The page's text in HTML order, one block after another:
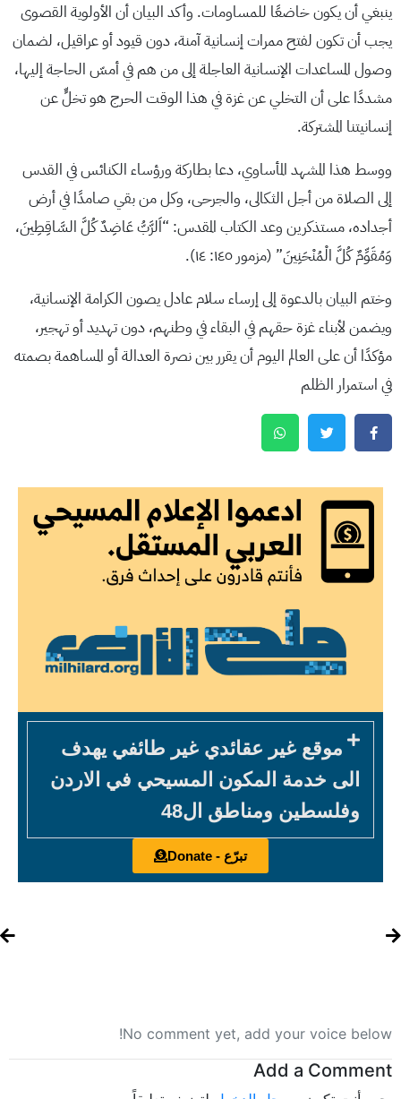
ينبغي أن يكون خاضعًا للمساومات. وأكد البيان أن الأولوية القصوى
يجب أن تكون لفتح ممرات إنسانية آمنة، دون قيود أو عراقيل، لضمان
وصول المساعدات الإنسانية العاجلة إلى من هم في أمسّ الحاجة إليها،
مشددًا على أن التخلي عن غزة في هذا الوقت الحرج هو تخلٍّ عن
إنسانيتنا المشتركة.
ووسط هذا المشهد المأساوي، دعا بطاركة ورؤساء الكنائس في القدس
إلى الصلاة من أجل الثكالى، والجرحى، وكل من بقي صامدًا في أرض
أجداده، مستذكرين وعد الكتاب المقدس: “اَلرَّبُّ عَاضِدٌ كُلَّ السَّاقِطِينَ،
وَمُقَوِّمٌ كُلَّ الْمُنْحَنِينَ” (مزمور ١٤٥: ١٤).
وختم البيان بالدعوة إلى إرساء سلام عادل يصون الكرامة الإنسانية،
ويضمن لأبناء غزة حقهم في البقاء في وطنهم، دون تهديد أو تهجير،
مؤكدًا أن على العالم اليوم أن يقرر بين نصرة العدالة أو المساهمة بصمته
في استمرار الظلم
موقع غير عقائدي غير طائفي يهدف
الى خدمة المكون المسيحي في الاردن
وفلسطين ومناطق ال48
تبرّع - Donate
No comment yet, add your voice below!
Add a Comment